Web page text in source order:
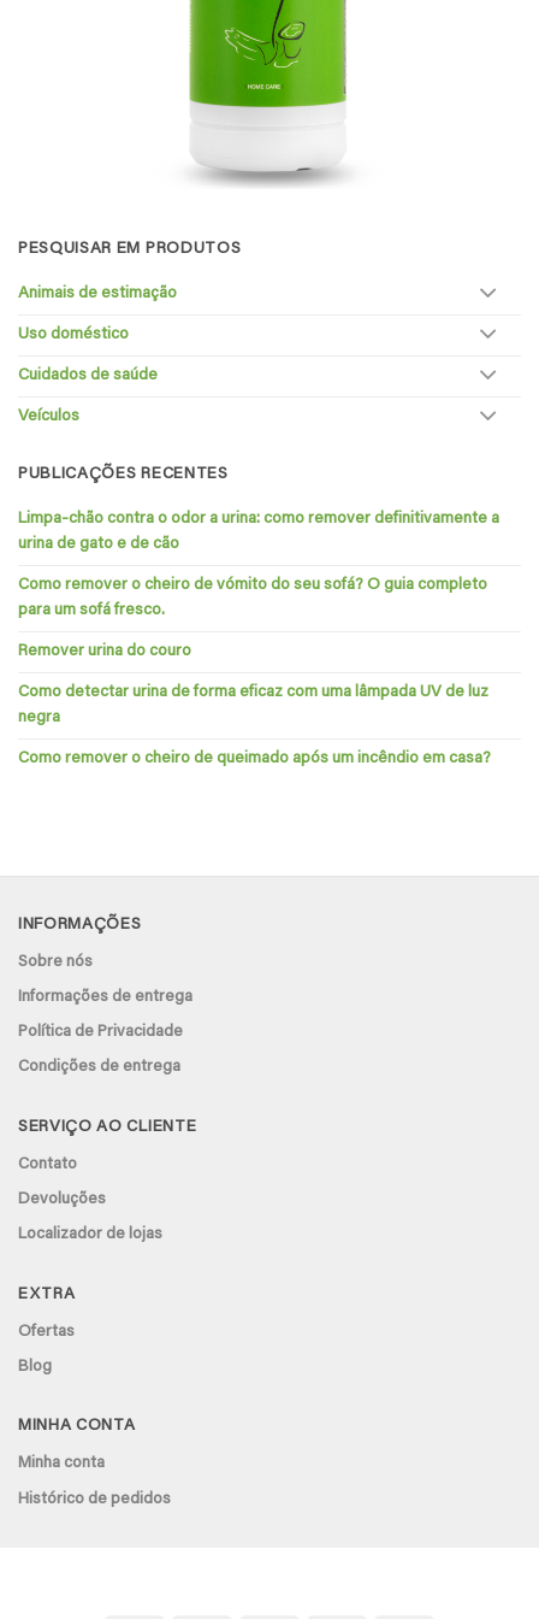
PESQUISAR EM PRODUTOS
Animais de estimação
Uso doméstico
Cuidados de saúde
Veículos
PUBLICAÇÕES RECENTES
Limpa-chão contra o odor a urina: como remover definitivamente a
urina de gato e de cão
Como remover o cheiro de vómito do seu sofá? O guia completo
para um sofá fresco.
Remover urina do couro
Como detectar urina de forma eficaz com uma lâmpada UV de luz
negra
Como remover o cheiro de queimado após um incêndio em casa?
INFORMAÇÕES
Sobre nós
Informações de entrega
Política de Privacidade
Condições de entrega
SERVIÇO AO CLIENTE
Contato
Devoluções
Localizador de lojas
EXTRA
Ofertas
Blog
MINHA CONTA
Minha conta
Histórico de pedidos